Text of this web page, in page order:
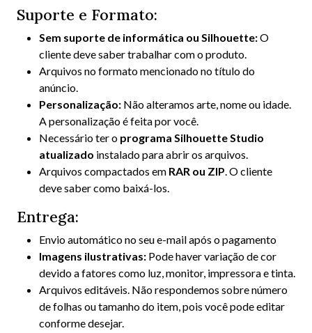
Suporte e Formato:
Sem suporte de informática ou Silhouette:O
cliente deve saber trabalhar com o produto.
Arquivos no formato mencionado no título do
anúncio.
Personalização: Não alteramos arte, nome ou idade.
A personalização é feita por você.
Necessário ter o programa Silhouette Studio
atualizado instalado para abrir os arquivos.
Arquivos compactados em RAR ou ZIP. O cliente
deve saber como baixá-los.
Entrega:
Envio automático no seu e-mail após o pagamento
Imagens ilustrativas: Pode haver variação de cor
devido a fatores como luz, monitor, impressora e tinta.
Arquivos editáveis. Não respondemos sobre número
de folhas ou tamanho do item, pois você pode editar
conforme desejar.